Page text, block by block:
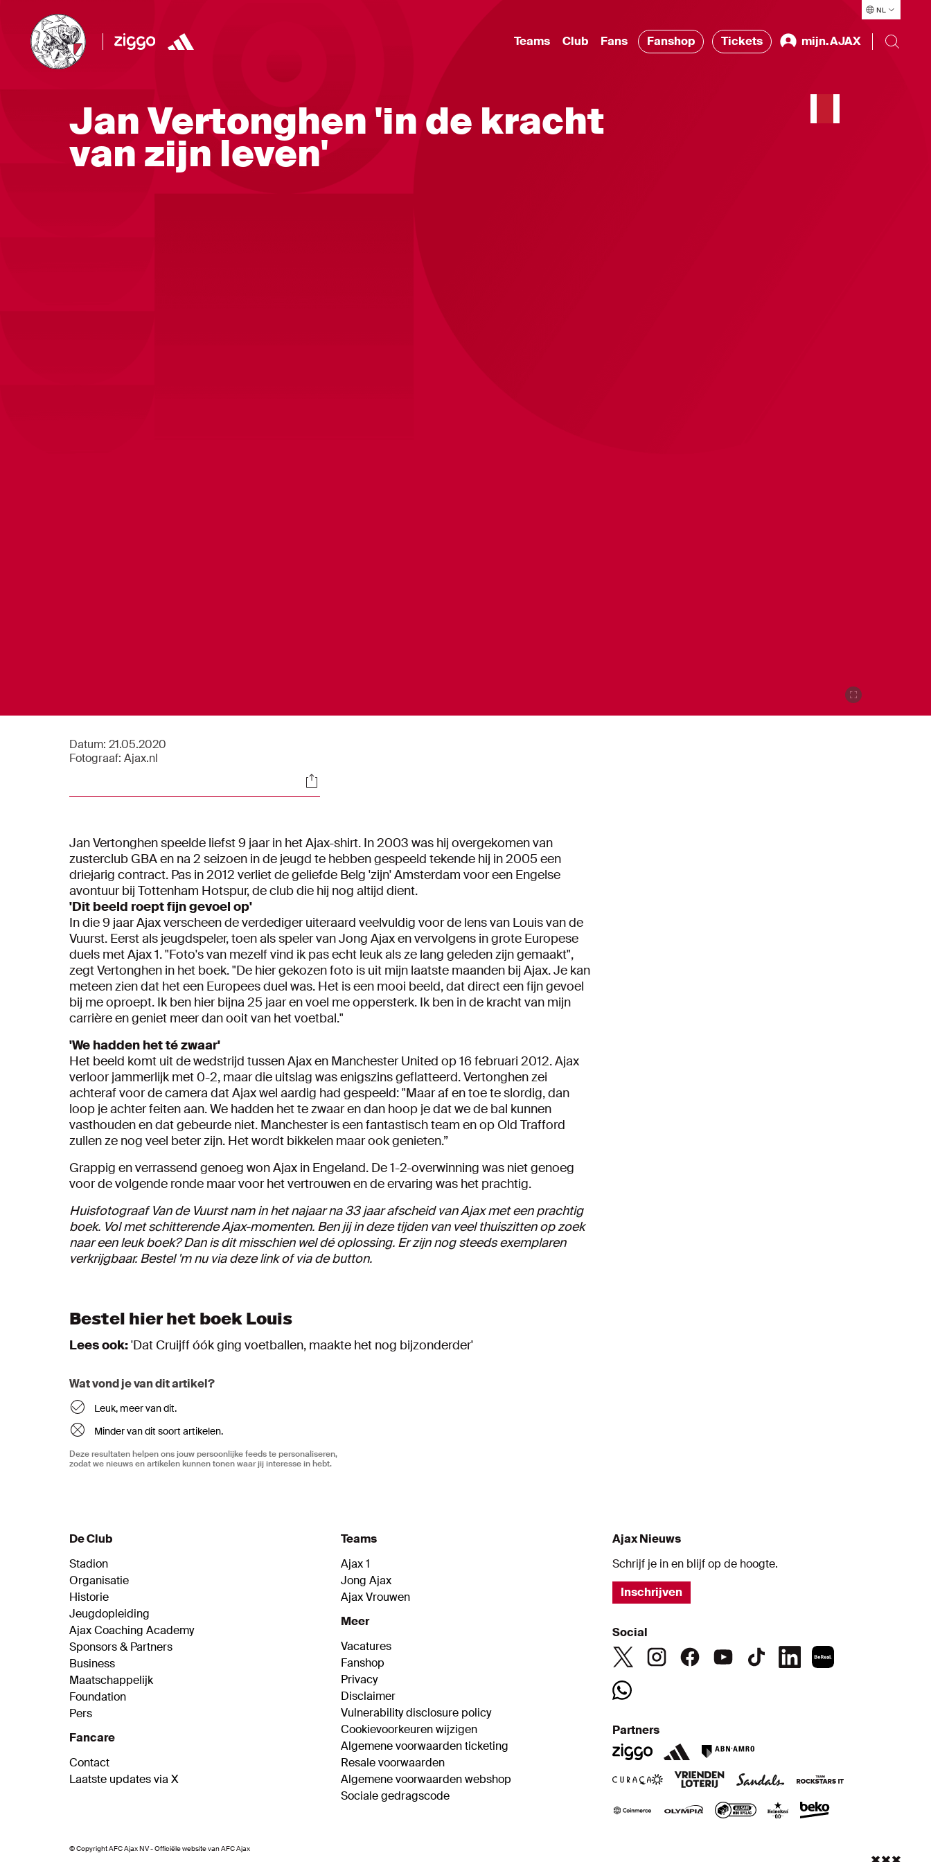
NL
Teams Club Fans Fanshop Tickets mijn.AJAX
Jan Vertonghen 'in de kracht
van zijn leven'
Datum: 21.05.2020
Fotograaf: Ajax.nl
Socials
Jan Vertonghen speelde liefst 9 jaar in het Ajax-shirt. In 2003 was hij overgekomen van
zusterclub GBA en na 2 seizoen in de jeugd te hebben gespeeld tekende hij in 2005 een
driejarig contract. Pas in 2012 verliet de geliefde Belg 'zijn' Amsterdam voor een Engelse
avontuur bij Tottenham Hotspur, de club die hij nog altijd dient.
'Dit beeld roept fijn gevoel op'
In die 9 jaar Ajax verscheen de verdediger uiteraard veelvuldig voor de lens van Louis van de
Vuurst. Eerst als jeugdspeler, toen als speler van Jong Ajax en vervolgens in grote Europese
duels met Ajax 1. "Foto's van mezelf vind ik pas echt leuk als ze lang geleden zijn gemaakt",
zegt Vertonghen in het boek. "De hier gekozen foto is uit mijn laatste maanden bij Ajax. Je kan
meteen zien dat het een Europees duel was. Het is een mooi beeld, dat direct een fijn gevoel
bij me oproept. Ik ben hier bijna 25 jaar en voel me oppersterk. Ik ben in de kracht van mijn
carrière en geniet meer dan ooit van het voetbal."
'We hadden het té zwaar'
Het beeld komt uit de wedstrijd tussen Ajax en Manchester United op 16 februari 2012. Ajax
verloor jammerlijk met 0-2, maar die uitslag was enigszins geflatteerd. Vertonghen zei
achteraf voor de camera dat Ajax wel aardig had gespeeld: "Maar af en toe te slordig, dan
loop je achter feiten aan. We hadden het te zwaar en dan hoop je dat we de bal kunnen
vasthouden en dat gebeurde niet. Manchester is een fantastisch team en op Old Trafford
zullen ze nog veel beter zijn. Het wordt bikkelen maar ook genieten.”
Grappig en verrassend genoeg won Ajax in Engeland. De 1-2-overwinning was niet genoeg
voor de volgende ronde maar voor het vertrouwen en de ervaring was het prachtig.
Huisfotograaf Van de Vuurst nam in het najaar na 33 jaar afscheid van Ajax met een prachtig
boek. Vol met schitterende Ajax-momenten. Ben jij in deze tijden van veel thuiszitten op zoek
naar een leuk boek? Dan is dit misschien wel dé oplossing. Er zijn nog steeds exemplaren
verkrijgbaar. Bestel 'm nu via deze link of via de button.
Bestel hier het boek Louis
Lees ook:'Dat Cruijff óók ging voetballen, maakte het nog bijzonderder'
Wat vond je van dit artikel?
Leuk, meer van dit.
Minder van dit soort artikelen.
Deze resultaten helpen ons jouw persoonlijke feeds te personaliseren,
zodat we nieuws en artikelen kunnen tonen waar jij interesse in hebt.
De Club
Stadion
Organisatie
Historie
Jeugdopleiding
Ajax Coaching Academy
Sponsors & Partners
Business
Maatschappelijk
Foundation
Pers
Fancare
Contact
Laatste updates via X
Teams
Ajax 1
Jong Ajax
Ajax Vrouwen
Meer
Vacatures
Fanshop
Privacy
Disclaimer
Vulnerability disclosure policy
Cookievoorkeuren wijzigen
Algemene voorwaarden ticketing
Resale voorwaarden
Algemene voorwaarden webshop
Sociale gedragscode
Ajax Nieuws
Schrijf je in en blijf op de hoogte.
Inschrijven
Social
Partners
© Copyright AFC Ajax NV - Officiële website van AFC Ajax